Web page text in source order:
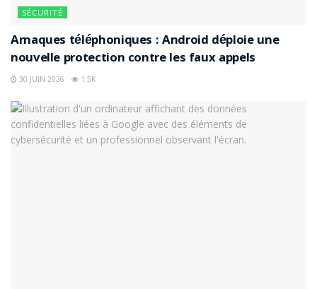
SÉCURITÉ
Arnaques téléphoniques : Android déploie une
nouvelle protection contre les faux appels
30 JUIN 2026 1.5K